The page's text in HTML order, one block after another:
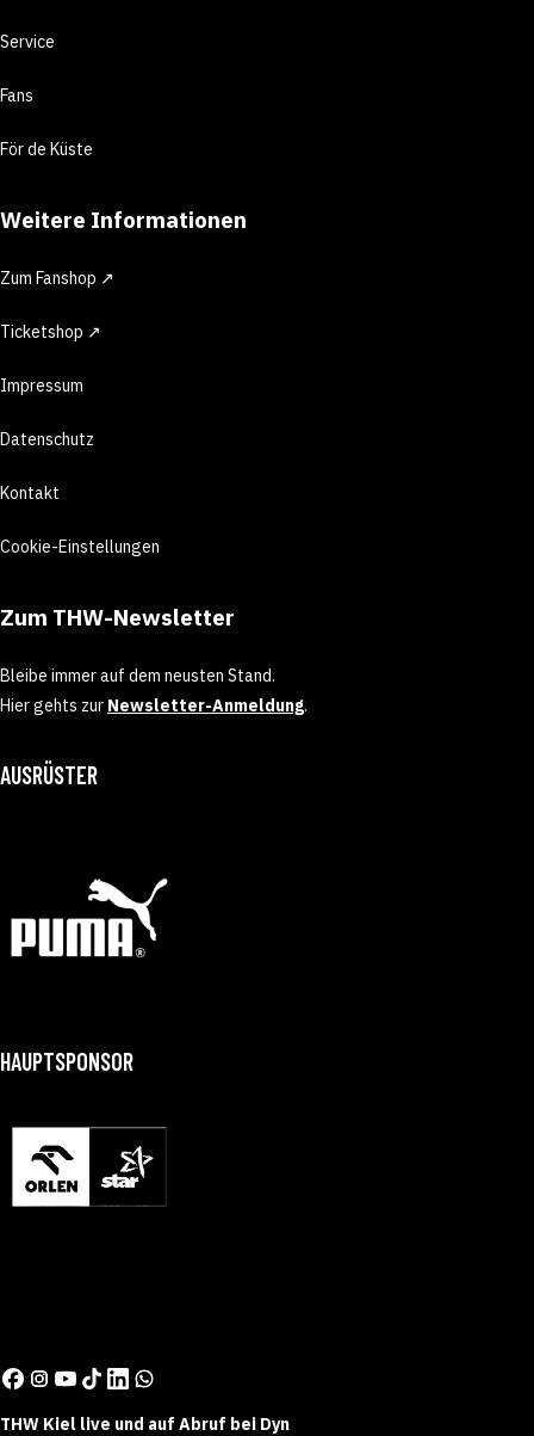
Service
Fans
För de Küste
Weitere Informationen
Zum Fanshop ↗
Ticketshop ↗
Impressum
Datenschutz
Kontakt
Cookie-Einstellungen
Zum THW-Newsletter
Bleibe immer auf dem neusten Stand.
Hier gehts zur Newsletter-Anmeldung.
AUSRÜSTER
HAUPTSPONSOR
THW Kiel live und auf Abruf bei Dyn